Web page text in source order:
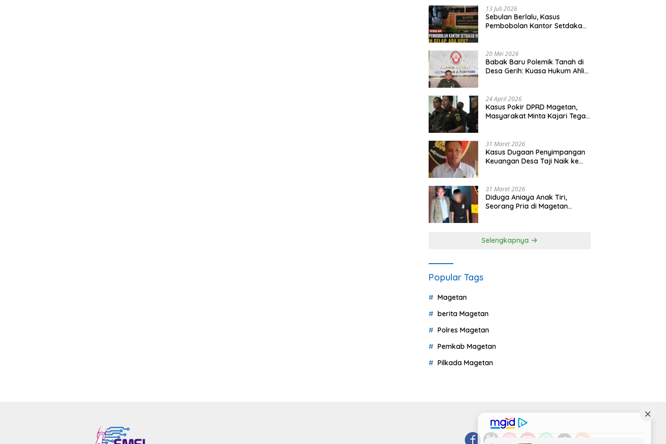
13 Juli 2026
Sebulan Berlalu, Kasus
Pembobolan Kantor Setdakab
20 Mei 2026
Babak Baru Polemik Tanah di
Desa Gerih: Kuasa Hukum Ahli
24 April 2026
Kasus Pokir DPRD Magetan,
Masyarakat Minta Kajari Tegak
31 Maret 2026
Kasus Dugaan Penyimpangan
Keuangan Desa Taji Naik ke
31 Maret 2026
Diduga Aniaya Anak Tiri,
Seorang Pria di Magetan
Selengkapnya
Popular Tags
Magetan
berita Magetan
Polres Magetan
Pemkab Magetan
Pilkada Magetan